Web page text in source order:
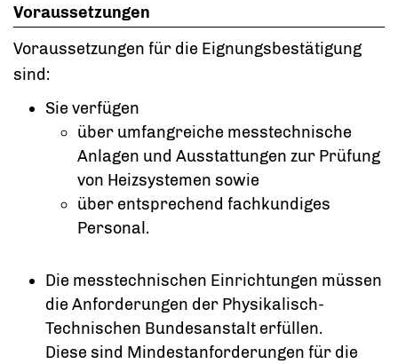
Voraussetzungen
Voraussetzungen für die Eignungsbestätigung
sind:
Sie verfügen
über umfangreiche messtechnische
Anlagen und Ausstattungen zur Prüfung
von Heizsystemen sowie
über entsprechend fachkundiges
Personal.
Die messtechnischen Einrichtungen müssen
die Anforderungen der Physikalisch-
Technischen Bundesanstalt erfüllen.
Diese sind Mindestanforderungen für die